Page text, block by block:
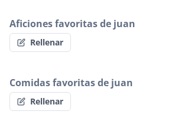
Aficiones favoritas de juan
Rellenar
Comidas favoritas de juan
Rellenar